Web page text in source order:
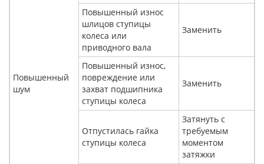
Повышенный
шум
Повышенный износ
шлицов ступицы
колеса или
приводного вала
Заменить
Повышенный износ,
повреждение или
захват подшипника
ступицы колеса
Заменить
Отпустилась гайка
ступицы колеса
Затянуть с
требуемым
моментом
затяжки